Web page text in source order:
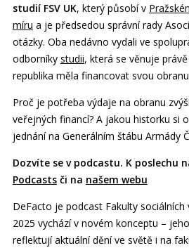
studií FSV UK, který působí v
míru a je předsedou správní rady
otázky. Oba nedávno vydali ve
odborníky studii, která se věnuje
republika měla financovat svou
Proč je potřeba výdaje na obranu
veřejných financí? A jakou historku si
jednání na Generálním štábu Armády
Dozvíte se v podcastu. K poslechu
Podcastsči na našem webu
DeFacto je podcast Fakulty sociálních
2025 vychází v novém konceptu –
reflektují aktuální dění ve světě i na